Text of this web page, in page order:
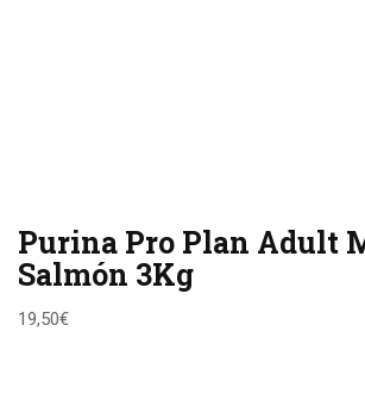
Purina Pro Plan Adult
Salmón 3Kg
19,50€